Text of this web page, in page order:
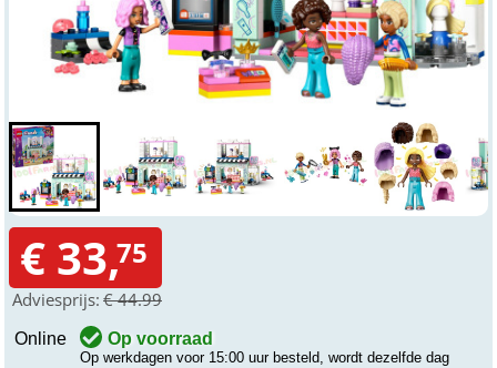
€ 33,75
Adviesprijs: € 44.99
Online Op voorraad
Op werkdagen voor 15:00 uur besteld, wordt dezelfde dag